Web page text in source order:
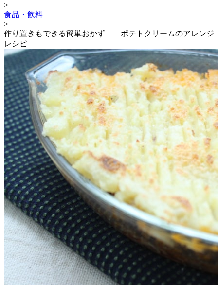
>
食品・飲料
>
作り置きもできる簡単おかず！ ポテトクリームのアレンジ
レシピ